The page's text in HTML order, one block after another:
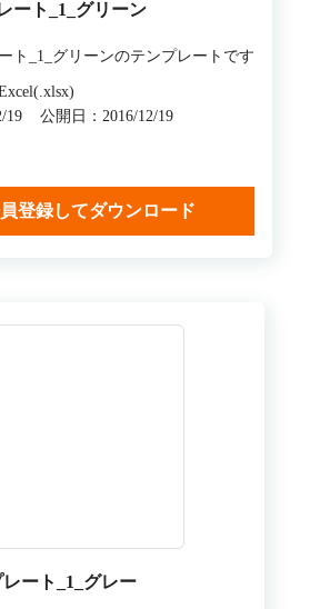
ート_1_グリーン
ト_1_グリーンのテンプレートです
19
公開日：2016/12/19
登録してダウンロード
ート_1_グレー